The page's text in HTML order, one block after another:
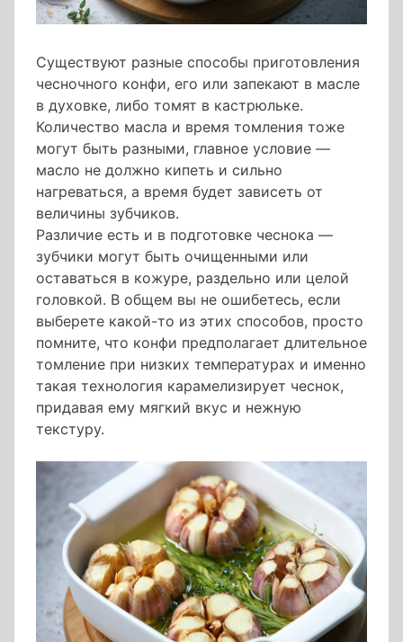
Существуют разные способы приготовления
чесночного конфи, его или запекают в масле
в духовке, либо томят в кастрюльке.
Количество масла и время томления тоже
могут быть разными, главное условие —
масло не должно кипеть и сильно
нагреваться, а время будет зависеть от
величины зубчиков.
Различие есть и в подготовке чеснока —
зубчики могут быть очищенными или
оставаться в кожуре, раздельно или целой
головкой. В общем вы не ошибетесь, если
выберете какой-то из этих способов, просто
помните, что конфи предполагает длительное
томление при низких температурах и именно
такая технология карамелизирует чеснок,
придавая ему мягкий вкус и нежную
текстуру.